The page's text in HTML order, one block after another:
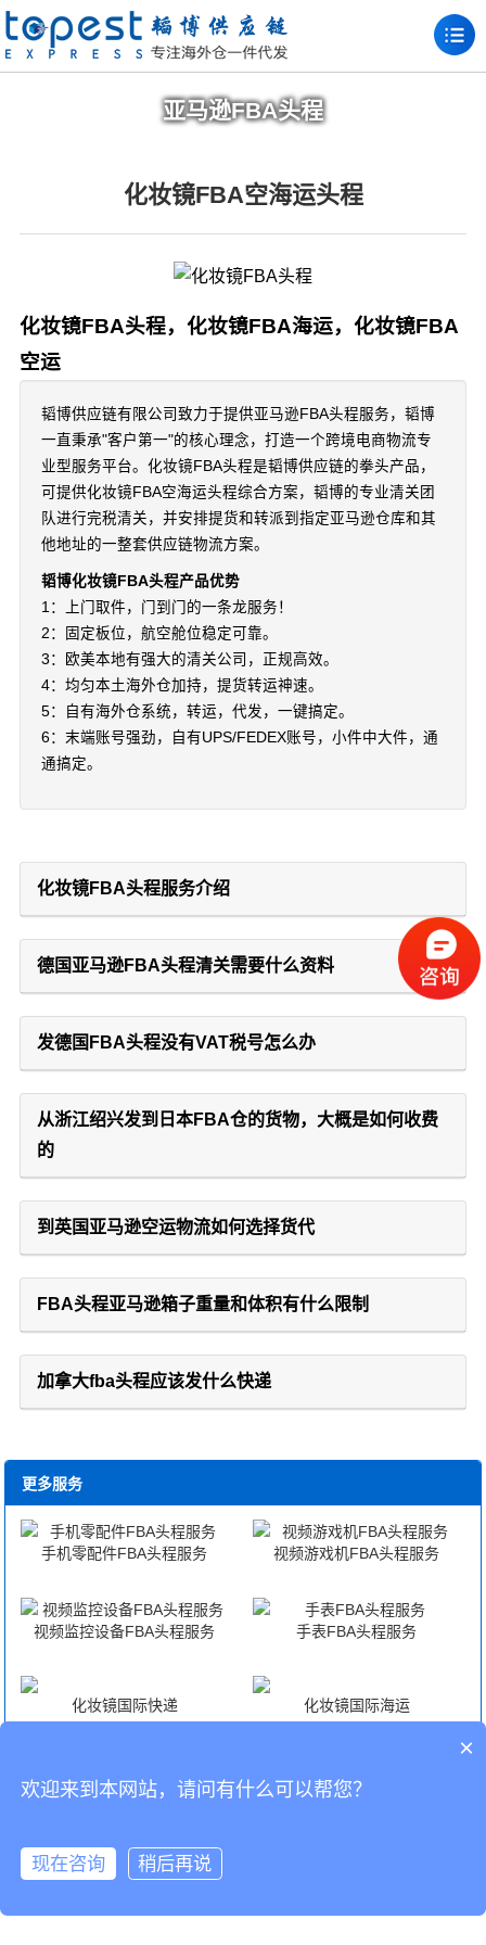
亚马逊FBA头程
化妆镜FBA空海运头程
化妆镜FBA头程，化妆镜FBA海运，化妆镜FBA
空运
韬博供应链有限公司致力于提供亚马逊FBA头程服务，韬博
一直秉承"客户第一"的核心理念，打造一个跨境电商物流专
业型服务平台。化妆镜FBA头程是韬博供应链的拳头产品，
可提供化妆镜FBA空海运头程综合方案，韬博的专业清关团
队进行完税清关，并安排提货和转派到指定亚马逊仓库和其
他地址的一整套供应链物流方案。
韬博化妆镜FBA头程产品优势
1：上门取件，门到门的一条龙服务！
2：固定板位，航空舱位稳定可靠。
3：欧美本地有强大的清关公司，正规高效。
4：均匀本土海外仓加持，提货转运神速。
5：自有海外仓系统，转运，代发，一键搞定。
6：末端账号强劲，自有UPS/FEDEX账号，小件中大件，通
通搞定。
化妆镜FBA头程服务介绍
德国亚马逊FBA头程清关需要什么资料
发德国FBA头程没有VAT税号怎么办
从浙江绍兴发到日本FBA仓的货物，大概是如何收费
的
到英国亚马逊空运物流如何选择货代
FBA头程亚马逊箱子重量和体积有什么限制
加拿大fba头程应该发什么快递
更多服务
手机零配件FBA头程服务 视频游戏机FBA头程服务
视频监控设备FBA头程服务 手表FBA头程服务
化妆镜国际快递 化妆镜国际海运
化妆镜国际空运 化妆镜海外仓代发货
CopyRight © 深圳市韬博供应链有限公司
×
欢迎来到本网站，请问有什么可以帮您？
现在咨询 稍后再说